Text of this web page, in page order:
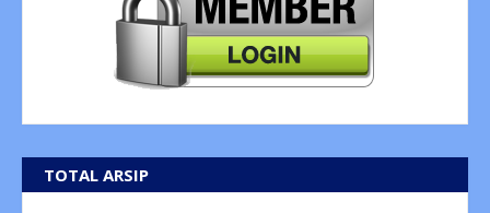
TOTAL ARSIP